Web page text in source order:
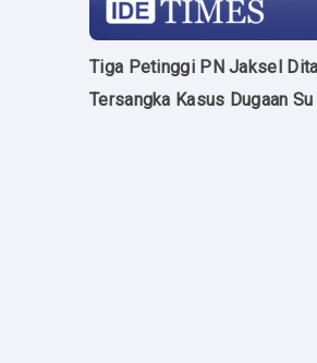
Tiga Petinggi PN Jaksel
Tersangka Kasus Dugaan Su